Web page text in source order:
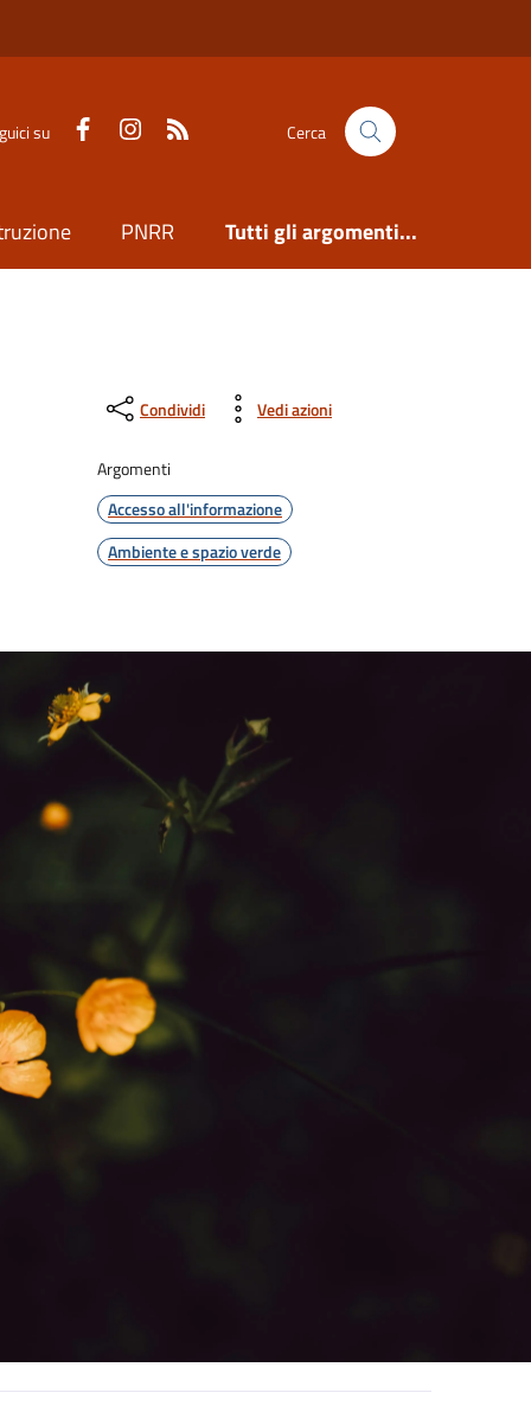
su FacebookInstagram Cerca
PNRR Tutti gli argomenti...
Condividi Vedi azioni
Argomenti
Accesso all'informazione
Ambiente e spazio verde